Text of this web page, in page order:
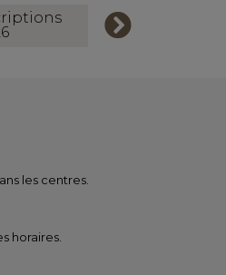
les centres.
horaires.